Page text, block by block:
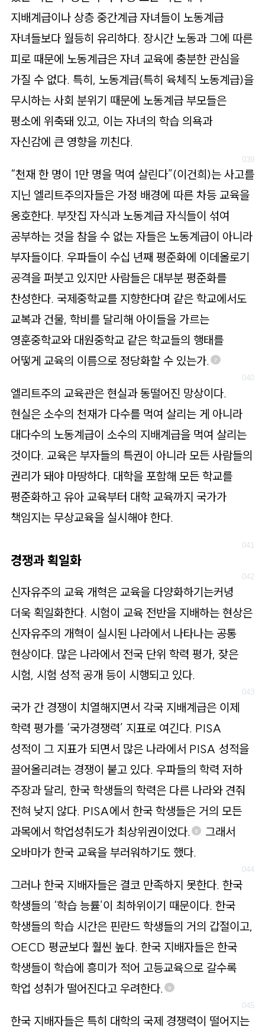
지배계급이나 상층 중간계급 자녀들이 노동계급
자녀들보다 월등히 유리하다. 장시간 노동과 그에 따른
피로 때문에 노동계급은 자녀 교육에 충분한 관심을
가질 수 없다. 특히, 노동계급(특히 육체직 노동계급)을
무시하는 사회 분위기 때문에 노동계급 부모들은
평소에 위축돼 있고, 이는 자녀의 학습 의욕과
자신감에 큰 영향을 끼친다.
“천재 한 명이 1만 명을 먹여 살린다”(이건희)는 사고를
지닌 엘리트주의자들은 가정 배경에 따른 차등 교육을
옹호한다. 부잣집 자식과 노동계급 자식들이 섞여
공부하는 것을 참을 수 없는 자들은 노동계급이 아니라
부자들이다. 우파들이 수십 년째 평준화에 이데올로기
공격을 퍼붓고 있지만 사람들은 대부분 평준화를
찬성한다. 국제중학교를 지향한다며 같은 학교에서도
교복과 건물, 학비를 달리해 아이들을 가르는
영훈중학교와 대원중학교 같은 학교들의 행태를
어떻게 교육의 이름으로 정당화할 수 있는가.
7
엘리트주의 교육관은 현실과 동떨어진 망상이다.
현실은 소수의 천재가 다수를 먹여 살리는 게 아니라
대다수의 노동계급이 소수의 지배계급을 먹여 살리는
것이다. 교육은 부자들의 특권이 아니라 모든 사람들의
권리가 돼야 마땅하다. 대학을 포함해 모든 학교를
평준화하고 유아 교육부터 대학 교육까지 국가가
책임지는 무상교육을 실시해야 한다.
경쟁과 획일화
신자유주의 교육 개혁은 교육을 다양화하기는커녕
더욱 획일화한다. 시험이 교육 전반을 지배하는 현상은
신자유주의 개혁이 실시된 나라에서 나타나는 공통
현상이다. 많은 나라에서 전국 단위 학력 평가, 잦은
시험, 시험 성적 공개 등이 시행되고 있다.
국가 간 경쟁이 치열해지면서 각국 지배계급은 이제
학력 평가를 ‘국가경쟁력’ 지표로 여긴다. PISA
성적이 그 지표가 되면서 많은 나라에서 PISA 성적을
끌어올리려는 경쟁이 붙고 있다. 우파들의 학력 저하
주장과 달리, 한국 학생들의 학력은 다른 나라와 견줘
전혀 낮지 않다. PISA에서 한국 학생들은 거의 모든
과목에서 학업성취도가 최상위권이었다.
8
그래서
오바마가 한국 교육을 부러워하기도 했다.
그러나 한국 지배자들은 결코 만족하지 못한다. 한국
학생들의 ‘학습 능률’이 최하위이기 때문이다. 한국
학생들의 학습 시간은 핀란드 학생들의 거의 갑절이고,
OECD 평균보다 훨씬 높다. 한국 지배자들은 한국
학생들이 학습에 흥미가 적어 고등교육으로 갈수록
학업 성취가 떨어진다고 우려한다.
9
한국 지배자들은 특히 대학의 국제 경쟁력이 떨어지는